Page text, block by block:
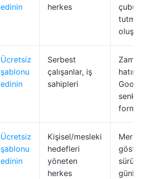
edinin
herkes
Ücretsiz
şablonu
edinin
Serbest
çalışanlar, iş
sahipleri
Ücretsiz
şablonu
edinin
Kişisel/mesleki
hedefleri
yöneten
herkes